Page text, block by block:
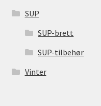
SUP
SUP-brett
SUP-tilbehør
Vinter